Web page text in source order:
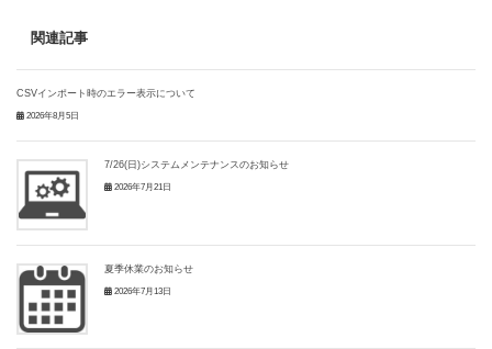
関連記事
CSVインポート時のエラー表示について
2026年8月5日
7/26(日)システムメンテナンスのお知らせ
2026年7月21日
夏季休業のお知らせ
2026年7月13日